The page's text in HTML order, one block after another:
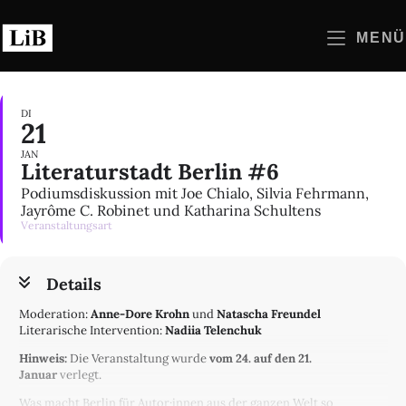
Inhalt
springen
MENÜ
DI
21
JAN
Literaturstadt Berlin #6
Podiumsdiskussion mit Joe Chialo, Silvia Fehrmann,
Jayrôme C. Robinet und Katharina Schultens
Veranstaltungsart
Details
Moderation:Anne-Dore KrohnundNatascha Freundel
Literarische Intervention:Nadiia Telenchuk
Hinweis: Die Veranstaltung wurdevom 24. auf den 21.
Januarverlegt.
Was macht Berlin für Autor·innen aus der ganzen Welt so